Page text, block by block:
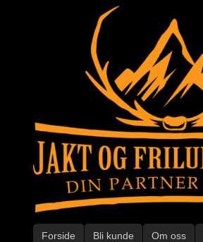
Forside Bli kunde Om oss